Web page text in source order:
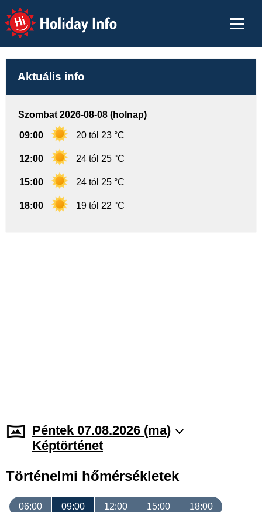
Holiday Info
Aktuális info
Szombat 2026-08-08 (holnap)
09:00 20 tól 23 °C
12:00 24 tól 25 °C
15:00 24 tól 25 °C
18:00 19 tól 22 °C
Péntek 07.08.2026 (ma)
Képtörténet
Történelmi hőmérsékletek
06:00 09:00 12:00 15:00 18:00